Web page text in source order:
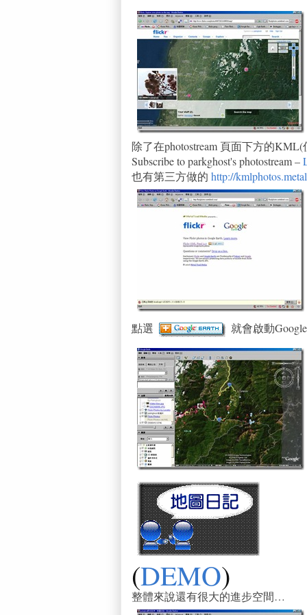
除了在photostream 頁面下方的KML(
Subscribe to parkghost's photostream –
也有第三方做的 http://
點選 就會啟動
(DEMO)
整體來說還有很大的進步空間…